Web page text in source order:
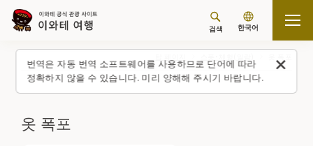
번역은 자동 번역 소프트웨어를 사용하므로 단어에 따라
정확하지 않을 수 있습니다. 미리 양해해 주시기 바랍니다.
검색 한국어
옷 폭포